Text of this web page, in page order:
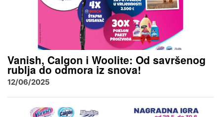
Vanish, Calgon i Woolite: Od savršenog
rublja do odmora iz snova!
12/06/2025